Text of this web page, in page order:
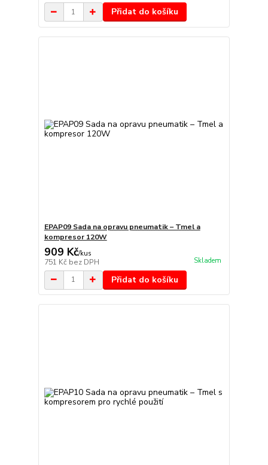
Přidat do košíku
EPAP09 Sada na opravu pneumatik – Tmel a
kompresor 120W
909 Kč/kus
751 Kč bez DPH Skladem
Přidat do košíku